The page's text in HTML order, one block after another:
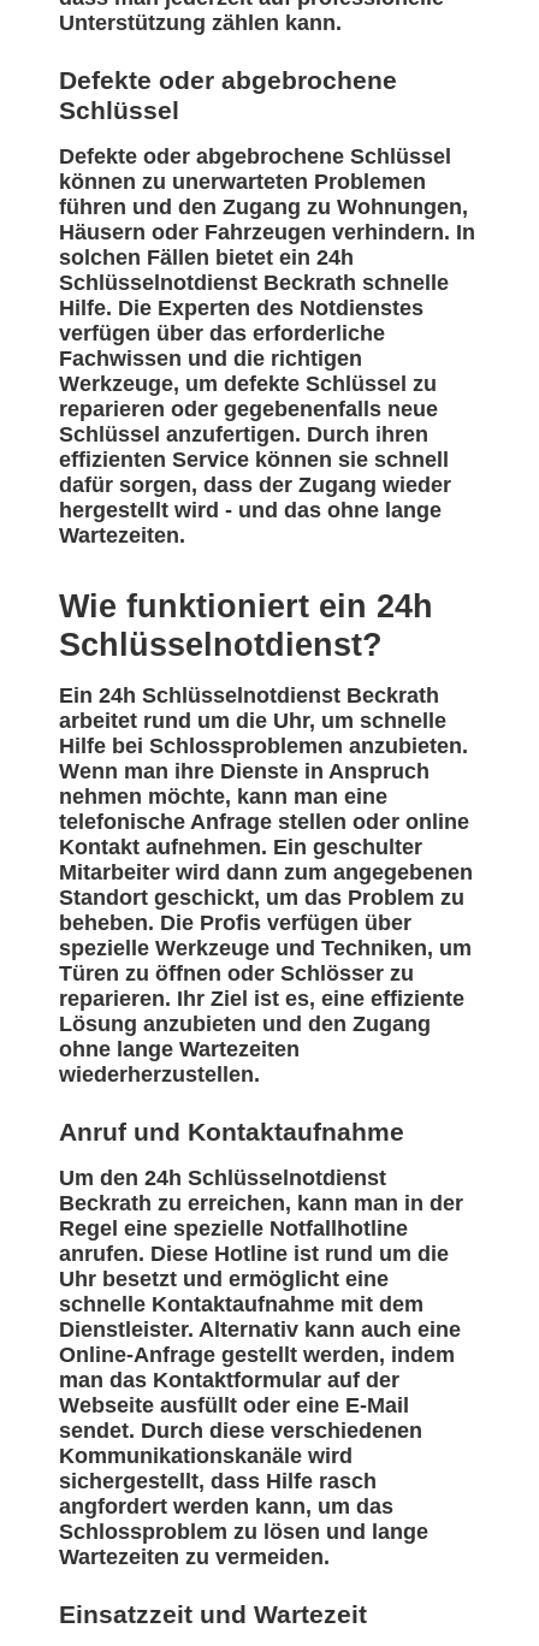
Unterstützung zählen kann.
Defekte oder abgebrochene
Schlüssel
Defekte oder abgebrochene Schlüssel
können zu unerwarteten Problemen
führen und den Zugang zu Wohnungen,
Häusern oder Fahrzeugen verhindern. In
solchen Fällen bietet ein 24h
Schlüsselnotdienst Beckrath schnelle
Hilfe. Die Experten des Notdienstes
verfügen über das erforderliche
Fachwissen und die richtigen
Werkzeuge, um defekte Schlüssel zu
reparieren oder gegebenenfalls neue
Schlüssel anzufertigen. Durch ihren
effizienten Service können sie schnell
dafür sorgen, dass der Zugang wieder
hergestellt wird - und das ohne lange
Wartezeiten.
Wie funktioniert ein 24h
Schlüsselnotdienst?
Ein 24h Schlüsselnotdienst Beckrath
arbeitet rund um die Uhr, um schnelle
Hilfe bei Schlossproblemen anzubieten.
Wenn man ihre Dienste in Anspruch
nehmen möchte, kann man eine
telefonische Anfrage stellen oder online
Kontakt aufnehmen. Ein geschulter
Mitarbeiter wird dann zum angegebenen
Standort geschickt, um das Problem zu
beheben. Die Profis verfügen über
spezielle Werkzeuge und Techniken, um
Türen zu öffnen oder Schlösser zu
reparieren. Ihr Ziel ist es, eine effiziente
Lösung anzubieten und den Zugang
ohne lange Wartezeiten
wiederherzustellen.
Anruf und Kontaktaufnahme
Um den 24h Schlüsselnotdienst
Beckrath zu erreichen, kann man in der
Regel eine spezielle Notfallhotline
anrufen. Diese Hotline ist rund um die
Uhr besetzt und ermöglicht eine
schnelle Kontaktaufnahme mit dem
Dienstleister. Alternativ kann auch eine
Online-Anfrage gestellt werden, indem
man das Kontaktformular auf der
Webseite ausfüllt oder eine E-Mail
sendet. Durch diese verschiedenen
Kommunikationskanäle wird
sichergestellt, dass Hilfe rasch
angfordert werden kann, um das
Schlossproblem zu lösen und lange
Wartezeiten zu vermeiden.
Einsatzzeit und Wartezeit